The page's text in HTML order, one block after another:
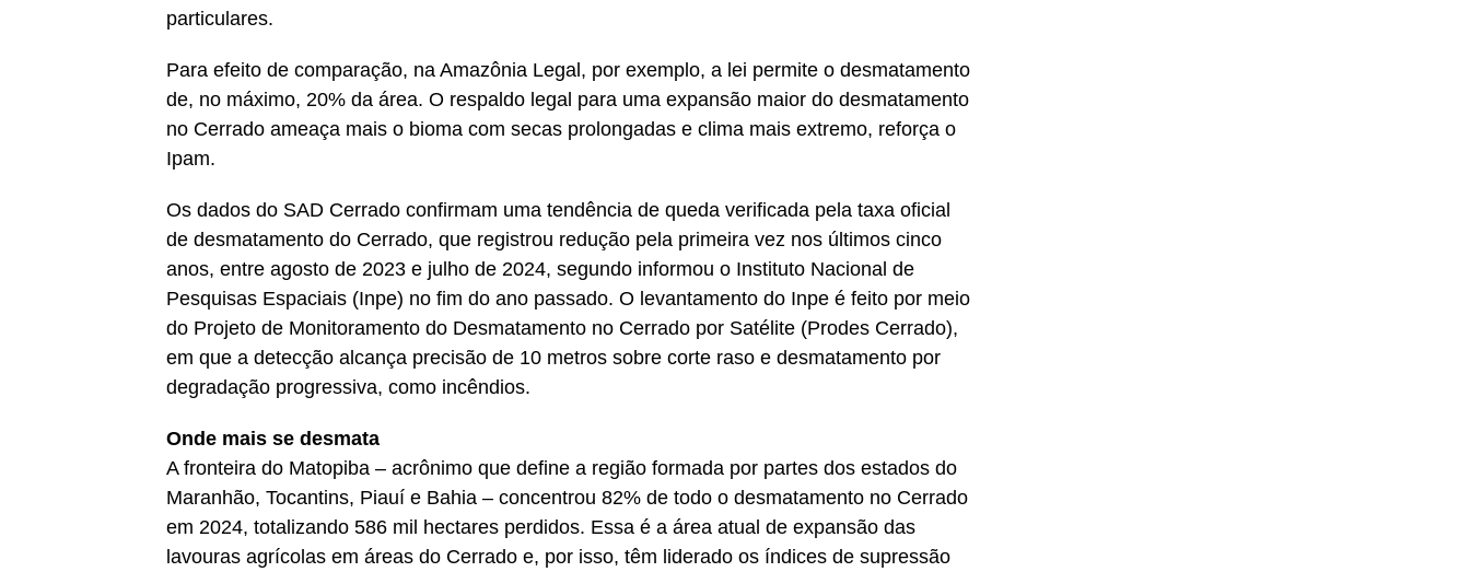
particulares.
Para efeito de comparação, na Amazônia Legal, por exemplo, a lei permite o desmatamento
de, no máximo, 20% da área. O respaldo legal para uma expansão maior do desmatamento
no Cerrado ameaça mais o bioma com secas prolongadas e clima mais extremo, reforça o
Ipam.
Os dados do SAD Cerrado confirmam uma tendência de queda verificada pela taxa oficial
de desmatamento do Cerrado, que registrou redução pela primeira vez nos últimos cinco
anos, entre agosto de 2023 e julho de 2024, segundo informou o Instituto Nacional de
Pesquisas Espaciais (Inpe) no fim do ano passado. O levantamento do Inpe é feito por meio
do Projeto de Monitoramento do Desmatamento no Cerrado por Satélite (Prodes Cerrado),
em que a detecção alcança precisão de 10 metros sobre corte raso e desmatamento por
degradação progressiva, como incêndios.
Onde mais se desmata
A fronteira do Matopiba – acrônimo que define a região formada por partes dos estados do
Maranhão, Tocantins, Piauí e Bahia – concentrou 82% de todo o desmatamento no Cerrado
em 2024, totalizando 586 mil hectares perdidos. Essa é a área atual de expansão das
lavouras agrícolas em áreas do Cerrado e, por isso, têm liderado os índices de supressão